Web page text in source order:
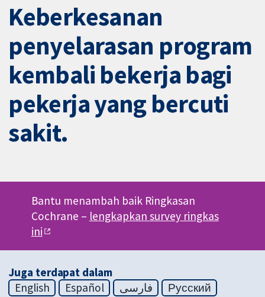
Keberkesanan
penyelarasan program
kembali bekerja bagi
pekerja yang bercuti
sakit.
Bantu menambah baik Ringkasan
Cochrane – lengkapkan survey ringkas
ini
Juga terdapat dalam
English
Español فارسی
Русский